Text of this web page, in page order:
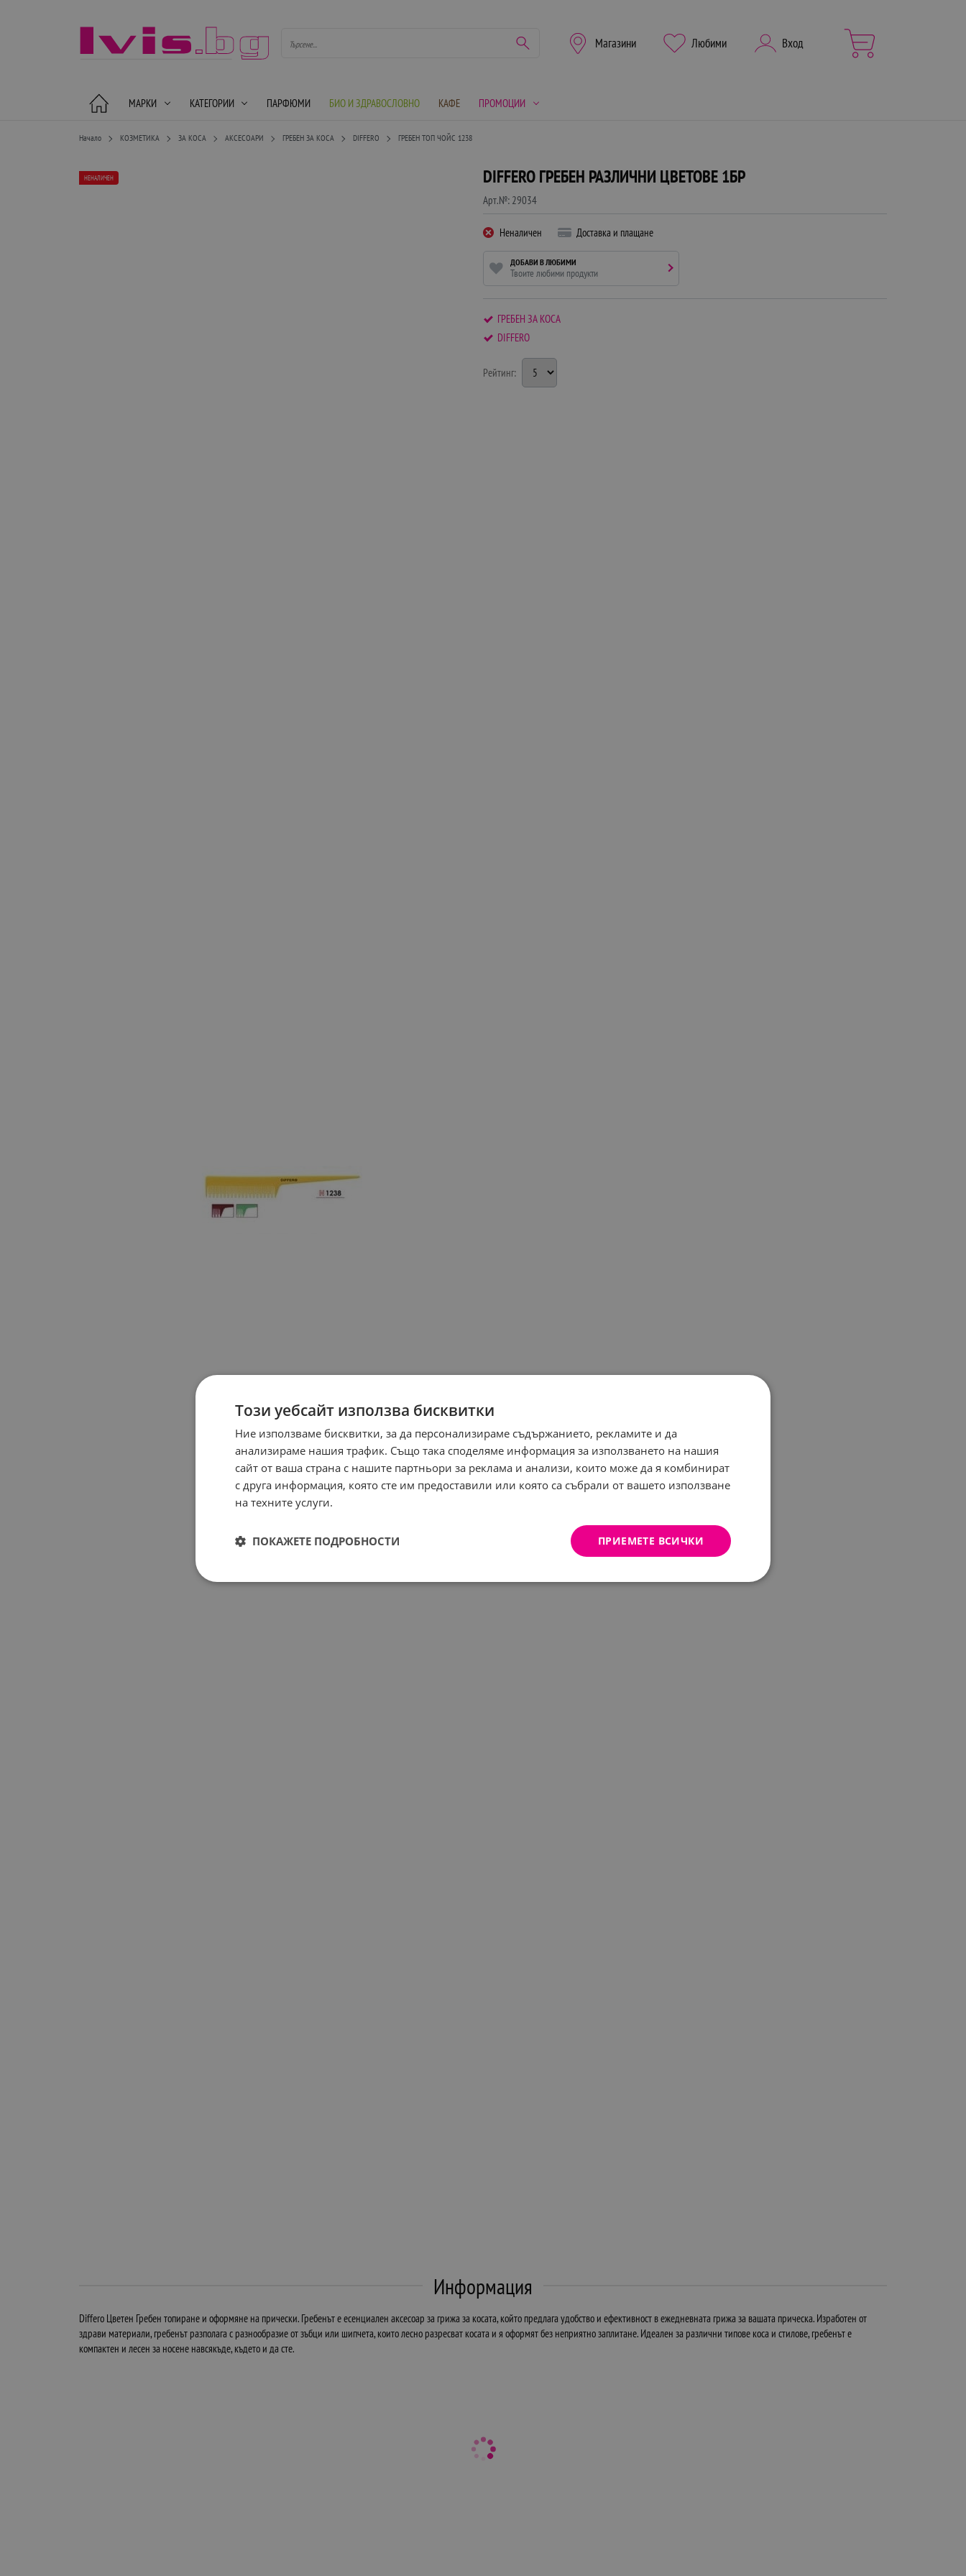
Магазини Любими Вход
КАТЕГОРИИ ПАРФЮМИ БИО И ЗДРАВОСЛОВНО КАФЕ ПРОМОЦИИ
МАРКИ
Начало КОЗМЕТИКА ЗА КОСА АКСЕСОАРИ ГРЕБЕН ЗА КОСА DIFFERO ГРЕБЕН ТОП ЧОЙС 1238
DIFFERO ГРЕБЕН РАЗЛИЧНИ ЦВЕТОВЕ 1БР
Арт.№: 29034
НЕНАЛИЧЕН
Неналичен Доставка и плащане
ДОБАВИ В ЛЮБИМИ
Твоите любими продукти
ГРЕБЕН ЗА КОСА
DIFFERO
Рейтинг:
Информация
Differo Цветен Гребен топиране и оформяне на прически. Гребенът е есенциален аксесоар за грижа за косата, който предлага удобство и ефективност в ежедневната грижа за вашата прическа. Изработен от
здрави материали, гребенът разполага с разнообразие от зъбци или шипчета, които лесно разресват косата и я оформят без неприятно заплитане. Идеален за различни типове коса и стилове, гребенът е
компактен и лесен за носене навсякъде, където и да сте.
Този уебсайт използва бисквитки
Ние използваме бисквитки, за да персонализираме съдържанието, рекламите и да
анализираме нашия трафик. Също така споделяме информация за използването на нашия
сайт от ваша страна с нашите партньори за реклама и анализи, които може да я комбинират
с друга информация, която сте им предоставили или която са събрали от вашето използване
на техните услуги.
ПРИЕМЕТЕ ВСИЧКИ
ПОКАЖЕТЕ ПОДРОБНОСТИ